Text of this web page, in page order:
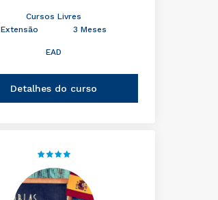
Cursos Livres
Extensão
3 Meses
EAD
Detalhes do curso